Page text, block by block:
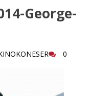
George-
0